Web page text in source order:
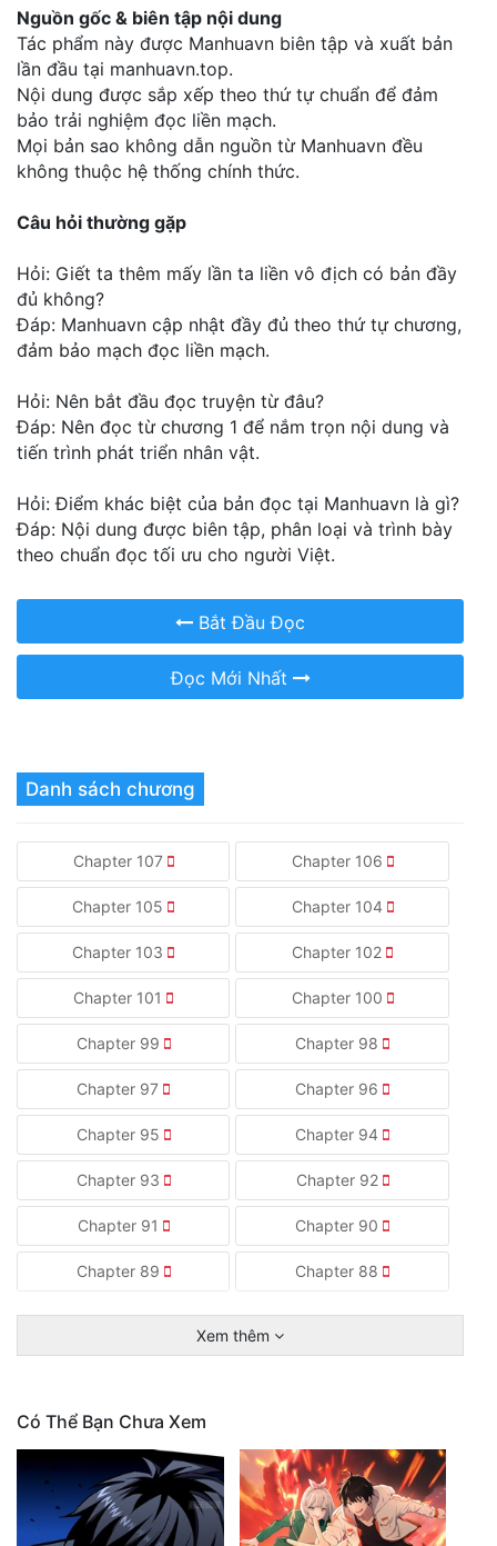
AppNguồn gốc & biên tập nội dung
Tác phẩm này được Manhuavn biên tập và xuất bản
lần đầu tại manhuavn.top.
Nội dung được sắp xếp theo thứ tự chuẩn để đảm
bảo trải nghiệm đọc liền mạch.
Mọi bản sao không dẫn nguồn từ Manhuavn đều
không thuộc hệ thống chính thức.
Câu hỏi thường gặp
Hỏi: Giết ta thêm mấy lần ta liền vô địch có bản đầy
đủ không?
Đáp: Manhuavn cập nhật đầy đủ theo thứ tự chương,
đảm bảo mạch đọc liền mạch.
Hỏi: Nên bắt đầu đọc truyện từ đâu?
Đáp: Nên đọc từ chương 1 để nắm trọn nội dung và
tiến trình phát triển nhân vật.
Hỏi: Điểm khác biệt của bản đọc tại Manhuavn là gì?
Đáp: Nội dung được biên tập, phân loại và trình bày
theo chuẩn đọc tối ưu cho người Việt.
Bắt Đầu Đọc
Đọc Mới Nhất
Danh sách chương
Chapter 107 Chapter 106
Chapter 105 Chapter 104
Chapter 103 Chapter 102
Chapter 101 Chapter 100
Chapter 99 Chapter 98
Chapter 97 Chapter 96
Chapter 95 Chapter 94
Chapter 93 Chapter 92
Chapter 91 Chapter 90
Chapter 89 Chapter 88
Xem thêm
Có Thể Bạn Chưa Xem